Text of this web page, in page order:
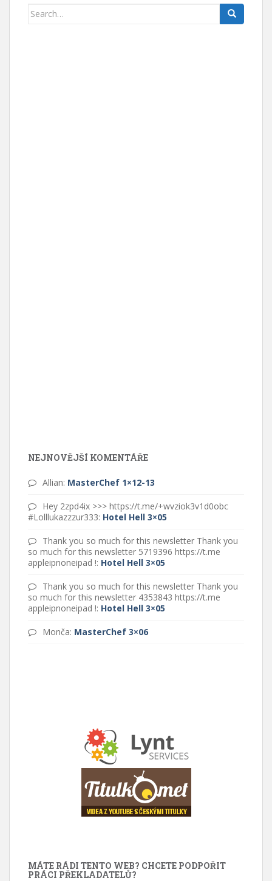
Search for:
NEJNOVĚJŠÍ KOMENTÁŘE
Allian: MasterChef 1×12-13
Hey 2zpd4ix >>> https://t.me/+wvziok3v1d0obc
#Lolllukazzzur333: Hotel Hell 3×05
Thank you so much for this newsletter Thank you
so much for this newsletter 5719396 https://t.me
appleipnoneipad !: Hotel Hell 3×05
Thank you so much for this newsletter Thank you
so much for this newsletter 4353843 https://t.me
appleipnoneipad !: Hotel Hell 3×05
Monča: MasterChef 3×06
MÁTE RÁDI TENTO WEB? CHCETE PODPOŘIT
PRÁCI PŘEKLADATELŮ?